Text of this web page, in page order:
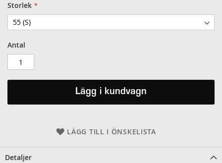
Storlek
Antal
Lägg i kundvagn
LÄGG TILL I ÖNSKELISTA
Detaljer